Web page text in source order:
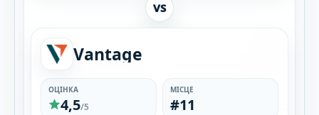
VS
Vantage
ОЦІНКА
4,5/5
МІСЦЕ
#11